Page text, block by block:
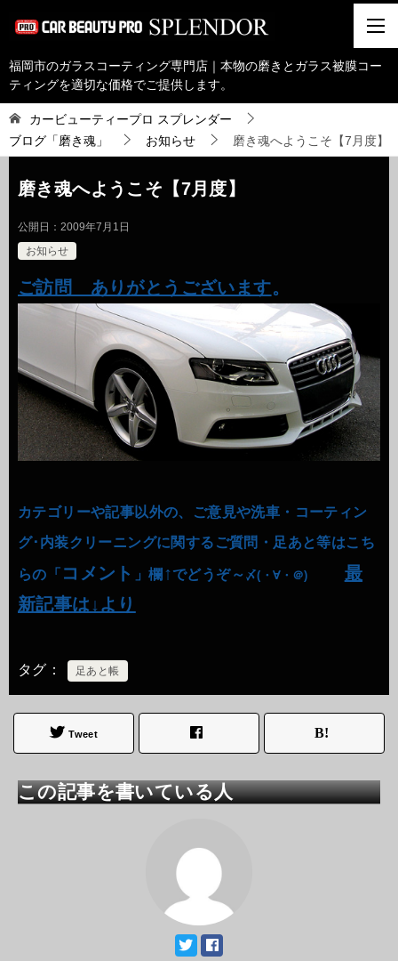
福岡市のガラスコーティング専門店｜本物の磨きとガラス被膜コー
ティングを適切な価格でご提供します。
カービューティープロ スプレンダー
ブログ「磨き魂」
お知らせ 磨き魂へようこそ【7月度】
磨き魂へようこそ【7月度】
公開日： 2009年7月1日
お知らせ
ご訪問 ありがとうございます。
カテゴリーや記事以外の、ご意見や洗車・コーティン
グ･内装クリーニングに関するご質問・足あと等はこち
らの「 コメント 」欄 ↑でどうぞ～ 〆(・∀・＠)
最
新記事は↓より
タグ 足あと帳
Tweet
この記事を書いている人